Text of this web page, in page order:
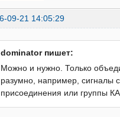
09-21 14:05:29
dominator пишет:
Можно и нужно. Только
разумно, например, сигналы
присоединения или группы